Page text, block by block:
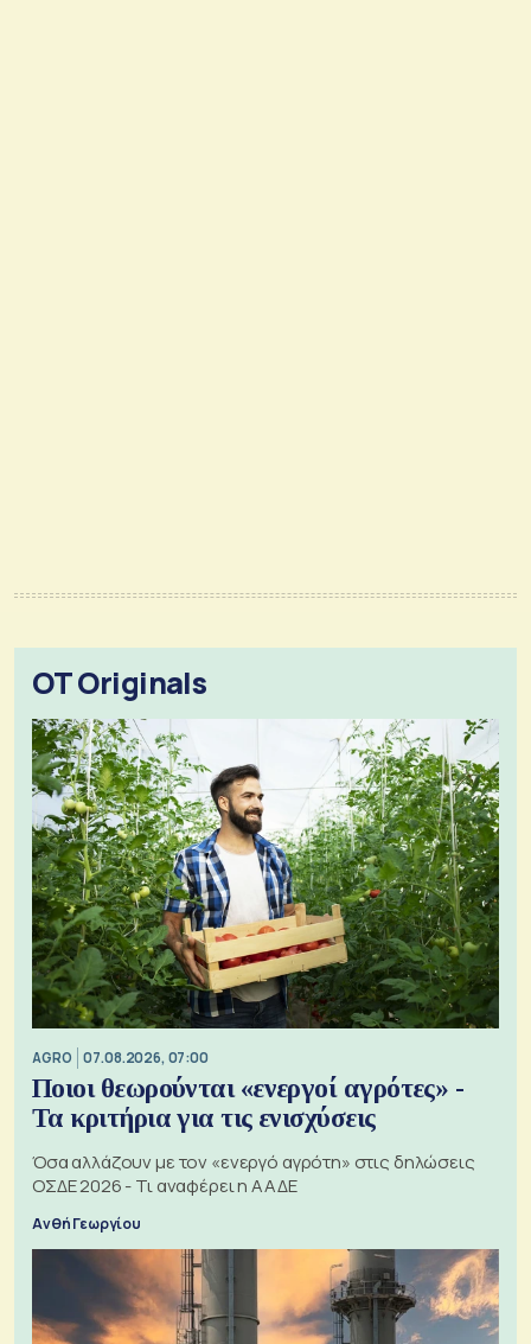
OT Originals
AGRO 07.08.2026, 07:00
Ποιοι θεωρούνται «ενεργοί αγρότες» -
Τα κριτήρια για τις ενισχύσεις
Όσα αλλάζουν με τον «ενεργό αγρότη» στις δηλώσεις
ΟΣΔΕ 2026 - Τι αναφέρει η ΑΑΔΕ
Ανθή Γεωργίου